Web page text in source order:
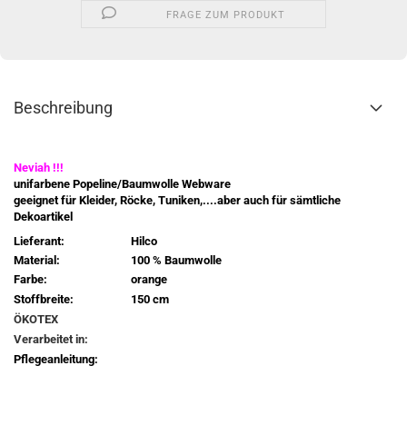
FRAGE ZUM PRODUKT
Beschreibung
Neviah !!!
unifarbene Popeline/Baumwolle Webware
geeignet für Kleider, Röcke, Tuniken,....aber auch für sämtliche
Dekoartikel
Lieferant:
Hilco
Material:
100 % Baumwolle
Farbe:
orange
Stoffbreite:
150 cm
ÖKOTEX
Verarbeitet in:
Pflegeanleitung: